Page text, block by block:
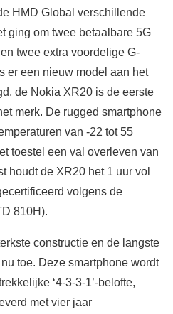
HMD Global verschillende
ging om twee betaalbare 5G
twee extra voordelige G-
er een nieuw model aan het
de Nokia XR20 is de eerste
merk. De rugged smartphone
van -22 tot 55
toestel een val overleven van
houdt de XR20 het 1 uur vol
volgens de
810H).
constructie en de langste
toe. Deze smartphone wordt
‘4-3-3-1’-belofte,
met vier jaar